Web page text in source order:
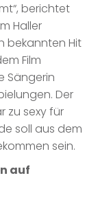
berichtet
Haller
bekannten Hit
Film
Sängerin
Der
zu sexy für
soll aus dem
sein.
auf